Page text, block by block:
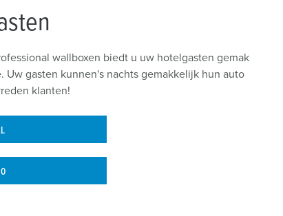
wallboxen biedt u uw hotelgasten gemak
gasten kunnen's nachts gemakkelijk hun auto
klanten!